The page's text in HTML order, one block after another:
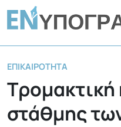
ΕΠΙΚΑΙΡΌΤΗΤΑ
στάθμης